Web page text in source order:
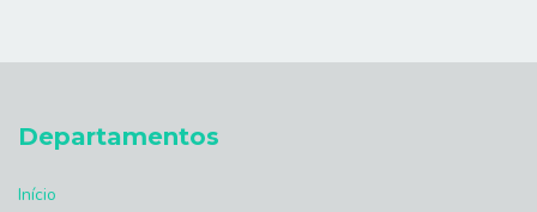
Departamentos
Início